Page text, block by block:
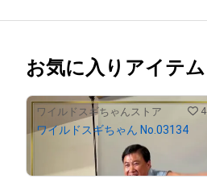
お気に入りアイテム
ワイルドスギちゃんストア 4
ワイルドスギちゃん No.03134